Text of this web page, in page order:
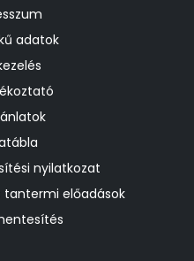
adatok
nyilatkozat
tantermi előadások